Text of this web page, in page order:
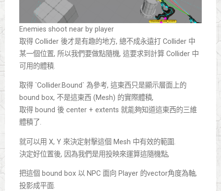
Enemies shoot near by player
取得 Collider 後才是有趣的地方, 總不成永遠打 Collider 中
某一個位置, 所以我們要做點隨機, 這要求到計算 Collider 中
可用的體積.
取得 `Collider.Bound` 為參考, 這東西只是顯示層面上的
bound box, 不是這東西 (Mesh) 的實際體積,
取得 bound 後 center + extents 就能夠知道這東西的三維
體積了.
就可以用 X, Y 來決定射擊這個 Mesh 中有效的範圍.
決定好位置後, 因為我們是用投映來運算這隨機點,
把這個 bound box 以 NPC 面向 Player 的vector角度為軸,
投影成平面.